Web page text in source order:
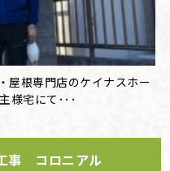
屋根専門店のケイナスホー
様宅にて･･･
事 コロニアル